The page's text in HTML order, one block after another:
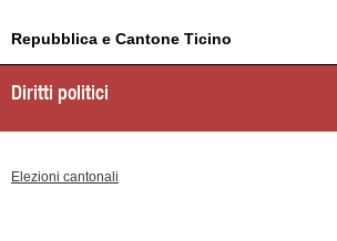
Repubblica e Cantone Ticino
Diritti politici
Elezioni cantonali